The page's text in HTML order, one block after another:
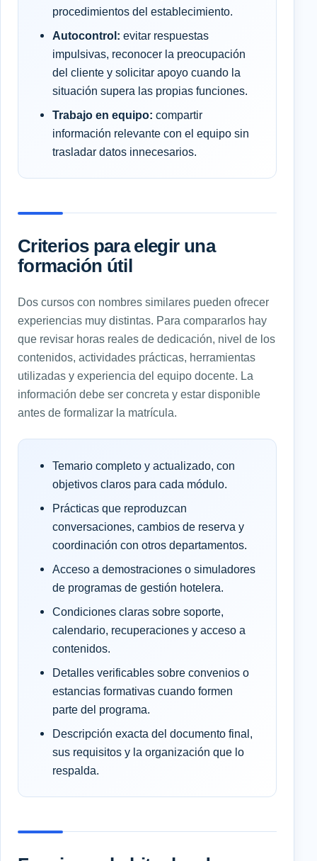
procedimientos del establecimiento.
Autocontrol: evitar respuestas
impulsivas, reconocer la preocupación
del cliente y solicitar apoyo cuando la
situación supera las propias funciones.
Trabajo en equipo: compartir
información relevante con el equipo sin
trasladar datos innecesarios.
Criterios para elegir una
formación útil
Dos cursos con nombres similares pueden ofrecer
experiencias muy distintas. Para compararlos hay
que revisar horas reales de dedicación, nivel de los
contenidos, actividades prácticas, herramientas
utilizadas y experiencia del equipo docente. La
información debe ser concreta y estar disponible
antes de formalizar la matrícula.
Temario completo y actualizado, con
objetivos claros para cada módulo.
Prácticas que reproduzcan
conversaciones, cambios de reserva y
coordinación con otros departamentos.
Acceso a demostraciones o simuladores
de programas de gestión hotelera.
Condiciones claras sobre soporte,
calendario, recuperaciones y acceso a
contenidos.
Detalles verificables sobre convenios o
estancias formativas cuando formen
parte del programa.
Descripción exacta del documento final,
sus requisitos y la organización que lo
respalda.